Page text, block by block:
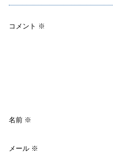
コメント ※
名前 ※
メール ※